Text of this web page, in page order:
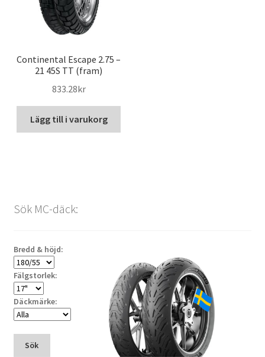
Continental Escape 2.75 –
21 45S TT (fram)
833.28kr
Lägg till i varukorg
Sök MC-däck:
Bredd & höjd:
Fälgstorlek:
Däckmärke:
Sök